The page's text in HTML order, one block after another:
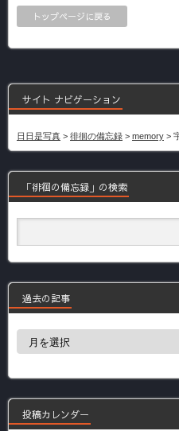
トップページに戻る
サイト ナビゲーション
日日是写真 > 徘徊の備忘録 > memory >
「徘徊の備忘録」の検索
過去の記事
過
事
投稿カレンダー